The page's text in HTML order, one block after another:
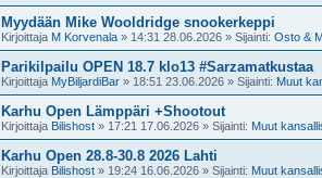
Myydään Mike Wooldridge snookerkeppi
Kirjoittaja M Korvenala » 14:31 28.06.2026 » Sijainti: Osto &
Parikilpailu OPEN 18.7 klo13 #Sarzamatkustaa
Kirjoittaja MyBiljardiBar » 18:51 23.06.2026 » Sijainti: Muut
Karhu Open Lämppäri +Shootout
Kirjoittaja Bilishost » 17:21 17.06.2026 » Sijainti: Muut
Karhu Open 28.8-30.8 2026 Lahti
Kirjoittaja Bilishost » 19:24 16.06.2026 » Sijainti: Muut